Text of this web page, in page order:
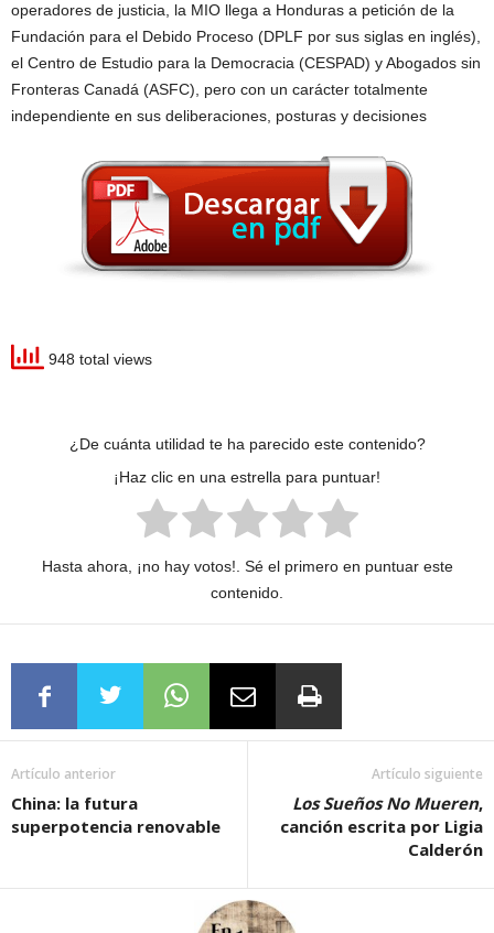
operadores de justicia, la MIO llega a Honduras a petición de la
Fundación para el Debido Proceso (DPLF por sus siglas en inglés),
el Centro de Estudio para la Democracia (CESPAD) y Abogados sin
Fronteras Canadá (ASFC), pero con un carácter totalmente
independiente en sus deliberaciones, posturas y decisiones
948 total views
¿De cuánta utilidad te ha parecido este contenido?
¡Haz clic en una estrella para puntuar!
Hasta ahora, ¡no hay votos!. Sé el primero en puntuar este
contenido.
Artículo anterior
China: la futura
superpotencia renovable
Artículo siguiente
Los Sueños No Mueren,
canción escrita por Ligia
Calderón